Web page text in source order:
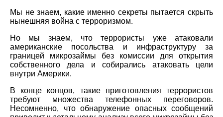
Мы не знаем, какие именно секреты пытается скрыть
нынешняя война с терроризмом.
Но мы знаем, что террористы уже атаковали
американские посольства и инфраструктуру за
границей микрозаймы без комиссии для открытия
собственного дела и собирались атаковать цели
внутри Америки.
В конце концов, такие приготовления террористов
требуют множества телефонных переговоров.
Несомненно, что обнаружение опасных сообщений